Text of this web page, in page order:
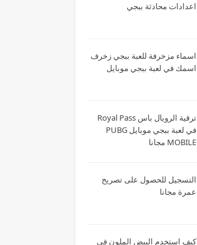
اعدادات محادثة ببجي
اسماء مزخرفة للعبة ببجي زخرف
اسمك في لعبة ببجي موبايل
ترقية الرويال باس Royal Pass
في لعبة ببجي موبايل PUBG
MOBILE مجانا
التسجيل للحصول على تصريح
عمرة مجانا
كيف استخدم البيض الملون في